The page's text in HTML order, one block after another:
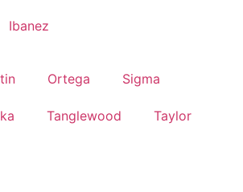
Ibanez
Ortega Sigma
Tanglewood Taylor